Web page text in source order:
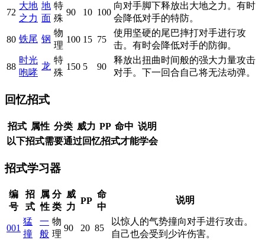
72
大地
之力
地
面
特
殊
90 10 100
向对手脚下释放出大地之力。有时
会降低对手的特防。
80 铁尾 钢
物
理
100 15 75
使用坚硬的尾巴摔打对手进行攻
击。有时会降低对手的防御。
88
时光
咆哮
龙
特
殊
150 5 90
释放出扭曲时间般的强大力量攻击
对手。下一回合自己将无法动弹。
回忆招式
招式 属性 分类 威力 PP 命中 说明
以下招式需要通过回忆招式才能学会
招式学习器
编
号
招
式
属
性
分
类
威
力
PP
命
中
说明
001
猛
撞
一
般
物
理
90 20 85
以惊人的气势撞向对手进行攻击。
自己也会受到少许伤害。